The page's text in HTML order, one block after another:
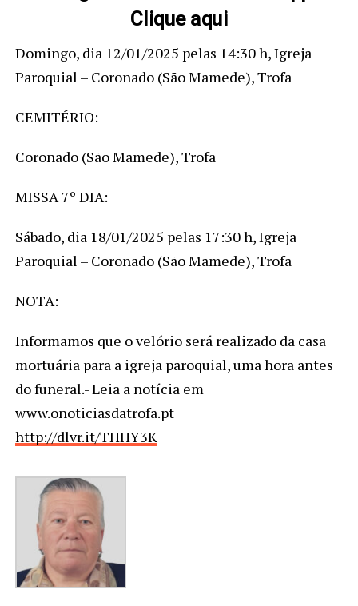
Clique aqui
Domingo, dia 12/01/2025 pelas 14:30 h, Igreja
Paroquial – Coronado (São Mamede), Trofa
CEMITÉRIO:
Coronado (São Mamede), Trofa
MISSA 7º DIA:
Sábado, dia 18/01/2025 pelas 17:30 h, Igreja
Paroquial – Coronado (São Mamede), Trofa
NOTA:
Informamos que o velório será realizado da casa
mortuária para a igreja paroquial, uma hora antes
do funeral.- Leia a notícia em
www.onoticiasdatrofa.pt
http://dlvr.it/THHY3K